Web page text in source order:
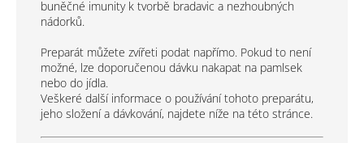
buněčné imunity k tvorbě bradavic a nezhoubných
nádorků.
Preparát můžete zvířeti podat napřímo. Pokud to není
možné, lze doporučenou dávku nakapat na pamlsek
nebo do jídla.
Veškeré další informace o používání tohoto preparátu,
jeho složení a dávkování, najdete níže na této stránce.